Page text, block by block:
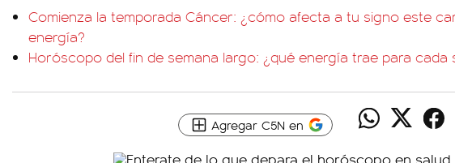
Comienza la temporada Cáncer: ¿cómo afecta a tu signo este
energía?
Horóscopo del fin de semana largo: ¿qué energía trae para cada
Agregar C5N en